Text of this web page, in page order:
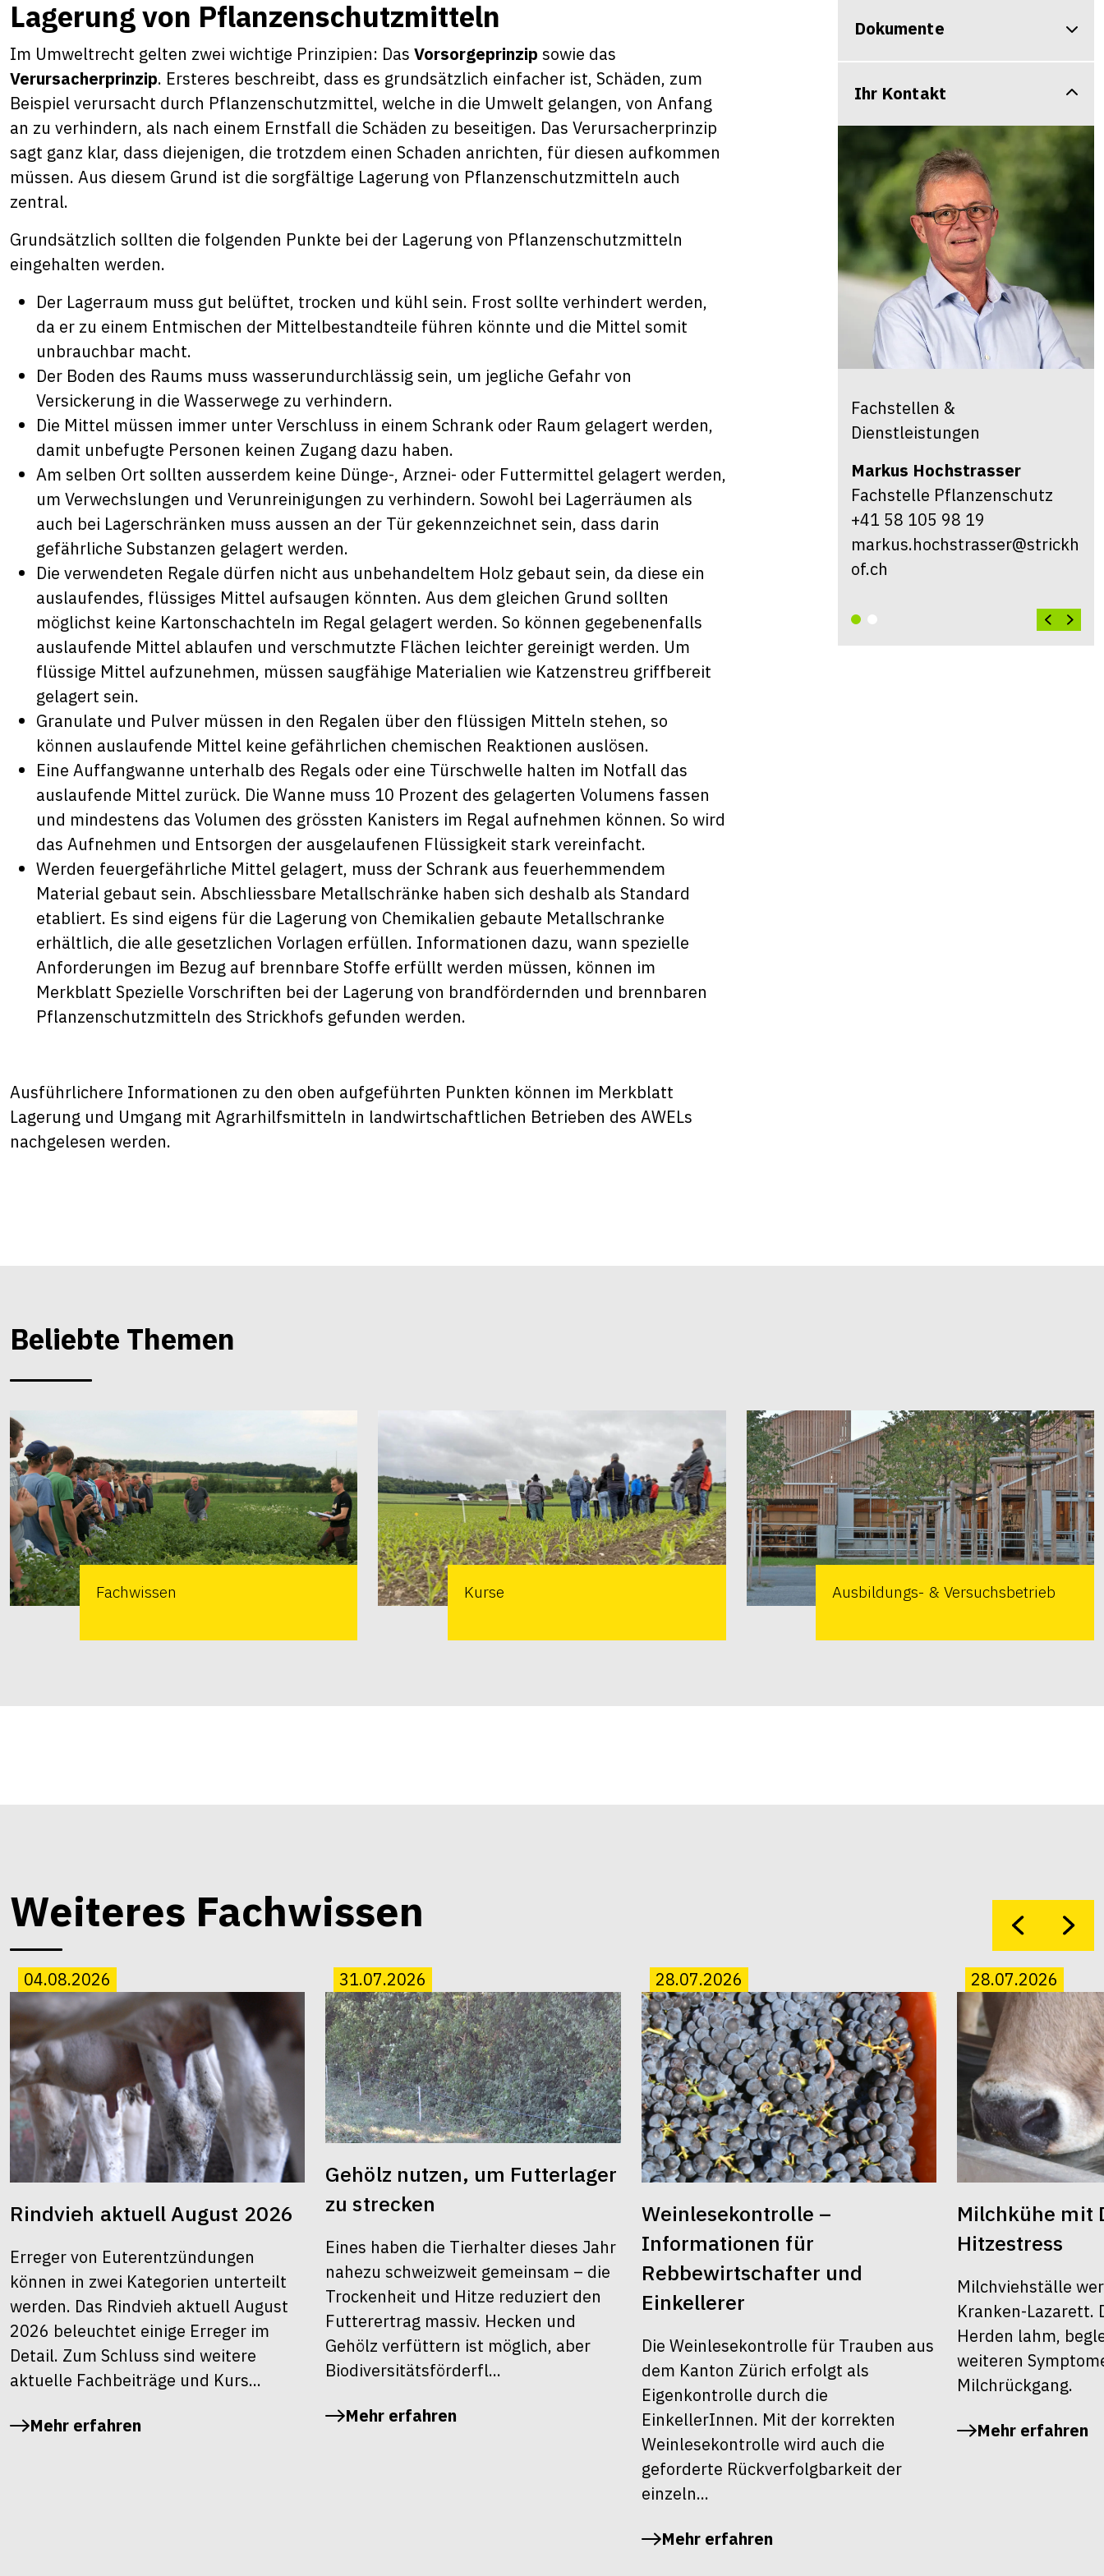
Lagerung von Pflanzenschutzmitteln
Im Umweltrecht gelten zwei wichtige Prinzipien: Das Vorsorgeprinzip sowie das
Verursacherprinzip. Ersteres beschreibt, dass es grundsätzlich einfacher ist, Schäden, zum
Beispiel verursacht durch Pflanzenschutzmittel, welche in die Umwelt gelangen, von Anfang
an zu verhindern, als nach einem Ernstfall die Schäden zu beseitigen. Das Verursacherprinzip
sagt ganz klar, dass diejenigen, die trotzdem einen Schaden anrichten, für diesen aufkommen
müssen. Aus diesem Grund ist die sorgfältige Lagerung von Pflanzenschutzmitteln auch
zentral.
Grundsätzlich sollten die folgenden Punkte bei der Lagerung von Pflanzenschutzmitteln
eingehalten werden.
Der Lagerraum muss gut belüftet, trocken und kühl sein. Frost sollte verhindert werden,
da er zu einem Entmischen der Mittelbestandteile führen könnte und die Mittel somit
unbrauchbar macht.
Der Boden des Raums muss wasserundurchlässig sein, um jegliche Gefahr von
Versickerung in die Wasserwege zu verhindern.
Die Mittel müssen immer unter Verschluss in einem Schrank oder Raum gelagert werden,
damit unbefugte Personen keinen Zugang dazu haben.
Am selben Ort sollten ausserdem keine Dünge-, Arznei- oder Futtermittel gelagert werden,
um Verwechslungen und Verunreinigungen zu verhindern. Sowohl bei Lagerräumen als
auch bei Lagerschränken muss aussen an der Tür gekennzeichnet sein, dass darin
gefährliche Substanzen gelagert werden.
Die verwendeten Regale dürfen nicht aus unbehandeltem Holz gebaut sein, da diese ein
auslaufendes, flüssiges Mittel aufsaugen könnten. Aus dem gleichen Grund sollten
möglichst keine Kartonschachteln im Regal gelagert werden. So können gegebenenfalls
auslaufende Mittel ablaufen und verschmutzte Flächen leichter gereinigt werden. Um
flüssige Mittel aufzunehmen, müssen saugfähige Materialien wie Katzenstreu griffbereit
gelagert sein.
Granulate und Pulver müssen in den Regalen über den flüssigen Mitteln stehen, so
können auslaufende Mittel keine gefährlichen chemischen Reaktionen auslösen.
Eine Auffangwanne unterhalb des Regals oder eine Türschwelle halten im Notfall das
auslaufende Mittel zurück. Die Wanne muss 10 Prozent des gelagerten Volumens fassen
und mindestens das Volumen des grössten Kanisters im Regal aufnehmen können. So wird
das Aufnehmen und Entsorgen der ausgelaufenen Flüssigkeit stark vereinfacht.
Werden feuergefährliche Mittel gelagert, muss der Schrank aus feuerhemmendem
Material gebaut sein. Abschliessbare Metallschränke haben sich deshalb als Standard
etabliert. Es sind eigens für die Lagerung von Chemikalien gebaute Metallschranke
erhältlich, die alle gesetzlichen Vorlagen erfüllen. Informationen dazu, wann spezielle
Anforderungen im Bezug auf brennbare Stoffe erfüllt werden müssen, können im
Merkblatt Spezielle Vorschriften bei der Lagerung von brandfördernden und brennbaren
Pflanzenschutzmitteln des Strickhofs gefunden werden.
Ausführlichere Informationen zu den oben aufgeführten Punkten können im Merkblatt
Lagerung und Umgang mit Agrarhilfsmitteln in landwirtschaftlichen Betrieben des AWELs
nachgelesen werden.
Dokumente
Ihr Kontakt
Fachstellen &
Dienstleistungen
Markus Hochstrasser
Fachstelle Pflanzenschutz
+41 58 105 98 19
markus.hochstrasser@strickh
of.ch
Beliebte Themen
Fachwissen Kurse Ausbildungs- & Versuchsbetrieb
Weiteres Fachwissen
04.08.2026
Rindvieh aktuell August 2026
Erreger von Euterentzündungen
können in zwei Kategorien unterteilt
werden. Das Rindvieh aktuell August
2026 beleuchtet einige Erreger im
Detail. Zum Schluss sind weitere
aktuelle Fachbeiträge und Kurs...
Mehr erfahren
31.07.2026
Gehölz nutzen, um Futterlager
zu strecken
Eines haben die Tierhalter dieses Jahr
nahezu schweizweit gemeinsam – die
Trockenheit und Hitze reduziert den
Futterertrag massiv. Hecken und
Gehölz verfüttern ist möglich, aber
Biodiversitätsförderfl...
Mehr erfahren
28.07.2026
Weinlesekontrolle –
Informationen für
Rebbewirtschafter und
Einkellerer
Die Weinlesekontrolle für Trauben aus
dem Kanton Zürich erfolgt als
Eigenkontrolle durch die
EinkellerInnen. Mit der korrekten
Weinlesekontrolle wird auch die
geforderte Rückverfolgbarkeit der
einzeln...
Mehr erfahren
28.07.2026
Milchkühe mit
Hitzestress
Milchviehställe
Kranken-Lazarett.
Herden lahm,
weiteren
Milchrückgang.
Mehr erfahren